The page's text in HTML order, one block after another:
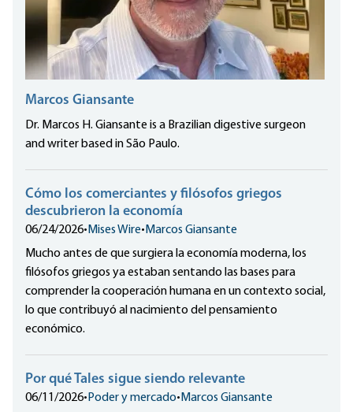
Marcos Giansante
Dr. Marcos H. Giansante is a Brazilian digestive surgeon
and writer based in São Paulo.
Cómo los comerciantes y filósofos griegos
descubrieron la economía
06/24/2026• Mises Wire• Marcos Giansante
Mucho antes de que surgiera la economía moderna, los
filósofos griegos ya estaban sentando las bases para
comprender la cooperación humana en un contexto social,
lo que contribuyó al nacimiento del pensamiento
económico.
Por qué Tales sigue siendo relevante
06/11/2026• Poder y mercado• Marcos Giansante